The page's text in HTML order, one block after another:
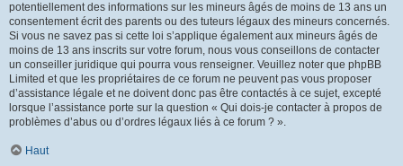
potentiellement des informations sur les mineurs âgés de moins de 13 ans un
consentement écrit des parents ou des tuteurs légaux des mineurs concernés.
Si vous ne savez pas si cette loi s’applique également aux mineurs âgés de
moins de 13 ans inscrits sur votre forum, nous vous conseillons de contacter
un conseiller juridique qui pourra vous renseigner. Veuillez noter que phpBB
Limited et que les propriétaires de ce forum ne peuvent pas vous proposer
d’assistance légale et ne doivent donc pas être contactés à ce sujet, excepté
lorsque l’assistance porte sur la question « Qui dois-je contacter à propos de
problèmes d’abus ou d’ordres légaux liés à ce forum ? ».
Haut